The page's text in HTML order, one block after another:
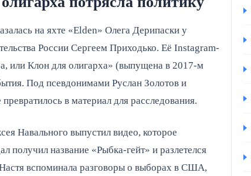
на яхте «Elden» Олега Дерипаски у
России Сергеем Приходько. Её Instagram-
или Клон для олигарха» (выпущена в 2017-м
Под псевдонимами Руслан Золотов и
в материал для расследования.
Навального выпустил видео, которое
получил название «Рыбка-гейт» и разлетелся
вспоминала разговоры о выборах в США,